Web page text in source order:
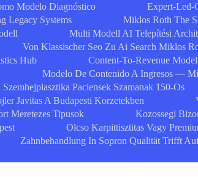
Modelo Diagnóstico
Expert-Led-
Legacy Systems
Miklos Roth The
Multi Modell AI Telepítési
Von Klassischer Seo Zu Ai Search Miklos
Hub
Content-To-Revenue
Modelo De Contenido A Ingresos —
Szemhejplasztika Paciensek Szamanak 150-Os
Javitas A Budapesti Korzetekben
Meretezes Tipusok
Kozossegi
Olcso Karpittisztitas Vagy
Zahnbehandlung In Sopron Qualität Trifft